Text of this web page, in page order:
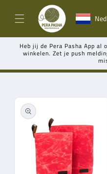
naar de
content
Heb jij de Pera Pasha App al
winkelen. Zet je push
direct naar